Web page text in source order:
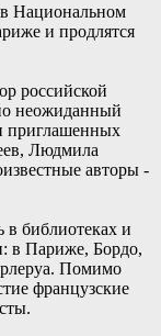
Национальном
и продлятся
российской
неожиданный
приглашенных
Людмила
авторы -
в библиотеках и
в Париже, Бордо,
Помимо
французские